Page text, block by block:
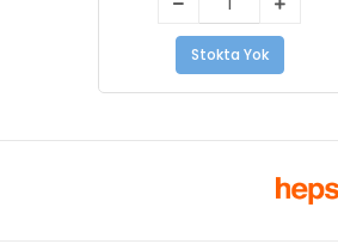
Stokta Yok